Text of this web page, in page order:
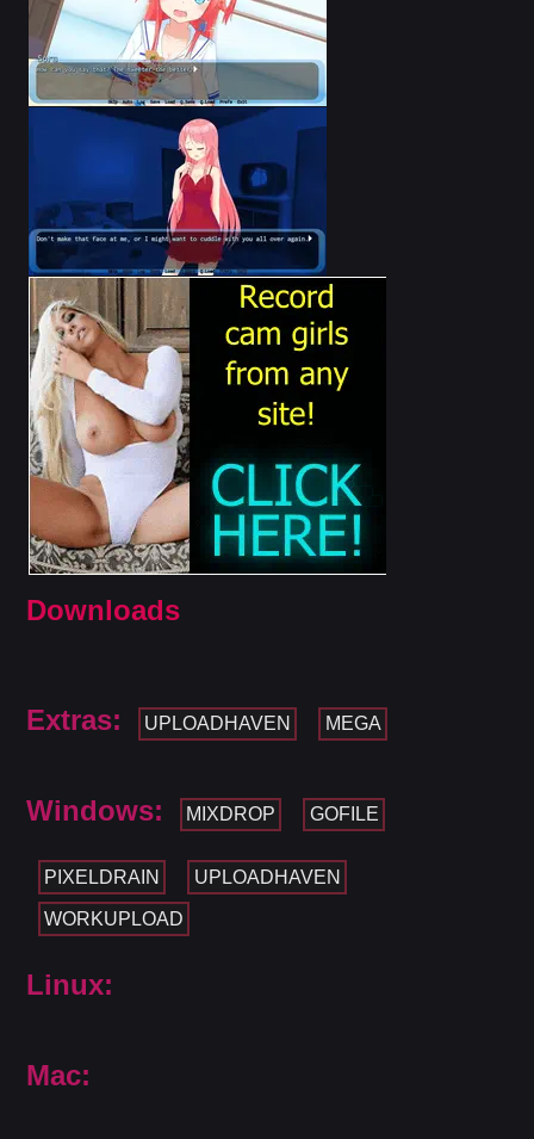
Downloads
Extras: UPLOADHAVEN MEGA
Windows: MIXDROP GOFILE
PIXELDRAIN UPLOADHAVEN
WORKUPLOAD
Linux:
Mac: